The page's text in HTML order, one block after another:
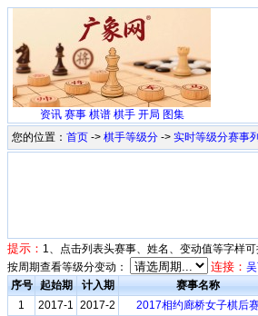
资讯 赛事 棋谱 棋手 开局 图集
您的位置： 首页 -> 棋手等级分 -> 实时等级分赛事
提示： 1、点击列表头赛事、姓名、变动值等字样
按周期查看等级分变动：
连接：
序号 起始期 计入期 赛事名称
1
2017-1 2017-2 2017相约廊桥女子棋后